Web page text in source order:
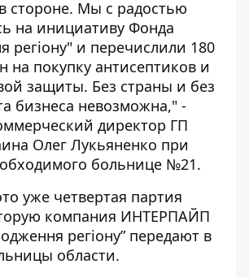
стороне. Мы с радостью
на инициативу Фонда
регіону" и перечислили 180
на покупку антисептиков и
защиты. Без страны и без
бизнеса невозможна," -
директор ГП
Олег Лукьяненко при
больнице №21.
уже четвертая партия
компания ИНТЕРПАЙП
регіону” передают в
области.